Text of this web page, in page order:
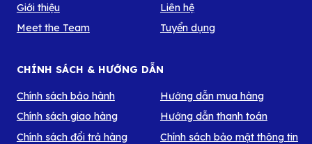
Giới thiệu
Meet the Team
Liên hệ
Tuyển dụng
CHÍNH SÁCH & HƯỚNG DẪN
Chính sách bảo hành
Chính sách giao hàng
Chính sách đổi trả hàng
Hướng dẫn mua hàng
Hướng dẫn thanh toán
Chính sách bảo mật thông tin